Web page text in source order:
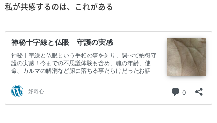
私が共感するのは、これがある